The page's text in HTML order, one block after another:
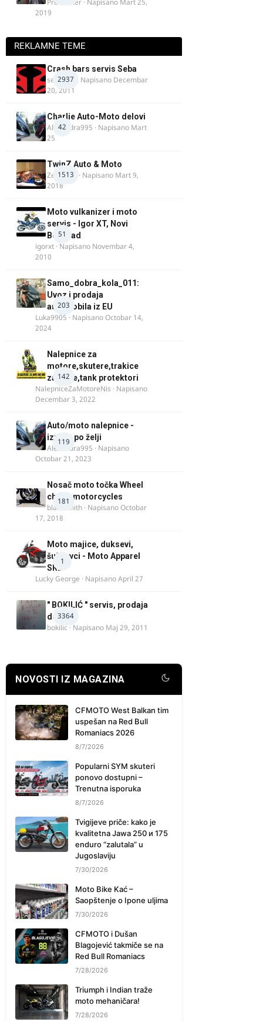
ProMaster · Napisano Mart 25,
2019
REKLAMNE TEME
2937
Crash bars servis Seba
seba011 · Napisano Decembar
20, 2011
42
Charlie Auto-Moto delovi
Alexandra995 · Napisano Mart
25
1513
TwinZ Auto & Moto
Zeljkamp · Napisano Mart 9,
2018
51
Moto vulkanizer i moto
servis - Igor XT, Novi
Beograd
igorxt · Napisano Novembar 4,
2010
203
Samo_dobra_kola_011:
Uvoz i prodaja
automobila iz EU
Luka9905 · NapisanoOctobar 14,
2024
142
Nalepnice za
motore,skutere,trakice
za felne,tank protektori
NalepniceZaMotoreNis · Napisano
Decembar 3, 2022
119
Auto/moto nalepnice -
izrada po želji
Alexandra995 · Napisano
Octobar 21, 2023
181
Nosač moto točka Wheel
chock motorcycles
blacksmith · NapisanoOctobar
17, 2018
1
Moto majice, duksevi,
šuškavci - Moto Apparel
SRB
Lucky George · NapisanoApril 27
3364
" BOKILIĆ " servis, prodaja
delova
bokilic · Napisano Maj 29, 2011
NOVOSTI IZ MAGAZINA
CFMOTO West Balkan tim
uspešan na Red Bull
Romaniacs 2026
8/7/2026
Popularni SYM skuteri
ponovo dostupni –
Trenutna isporuka
8/7/2026
Tvigijeve priče: kako je
kvalitetna Jawa 250 и 175
enduro “zalutala” u
Jugoslaviju
7/30/2026
Moto Bike Kać –
Saopštenje o Ipone uljima
7/30/2026
CFMOTO i Dušan
Blagojević takmiče se na
Red Bull Romaniacs
7/28/2026
Triumph i Indian traže
moto mehaničara!
7/28/2026